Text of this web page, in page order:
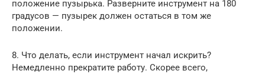
положение пузырька. Разверните инструмент на 180
градусов — пузырек должен остаться в том же
положении.
8. Что делать, если инструмент начал искрить?
Немедленно прекратите работу. Скорее всего,